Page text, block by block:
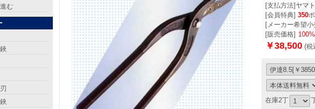
[支払方法] ヤマ
[会員特典] 350
[メーカー希望
[販売価格]
￥38,500 (税
在庫2丁
む